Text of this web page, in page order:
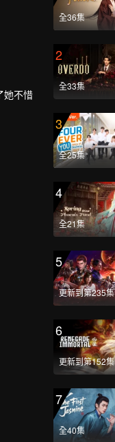
她不惜
全36集
2
全33集
3
全25集
4
全21集
5
更新到第235集
6
更新到第152集
7
全40集